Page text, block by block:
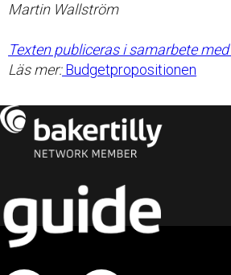
Martin Wallström
Texten publiceras i samarbete
Läs mer:Budgetpropositionen